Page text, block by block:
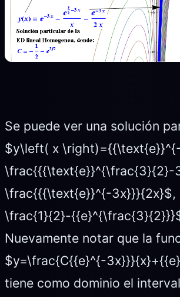
Se puede ver una solución
$y\left( x
\frac{{{\text{e}}^{\frac{3}{2}-
\frac{{{\text{e}}^{-3x}}}{2x}$,
\frac{1}{2}-
Nuevamente notar que la
$y=\frac{C{{e}^{-
tiene como dominio el